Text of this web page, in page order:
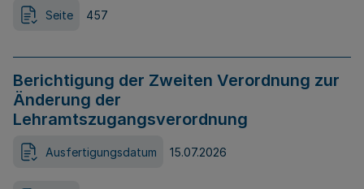
Seite 457
Berichtigung der Zweiten Verordnung zur
Änderung der
Lehramtszugangsverordnung
Ausfertigungsdatum 15.07.2026